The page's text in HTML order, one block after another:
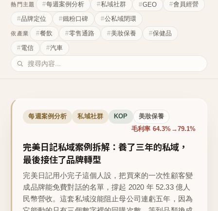
熱門主題 每週案例分析 私域社群 GEO
會員經營
品牌定位
鐵粉口碑 公私域閉環
依產業 餐飲 零售通路 美妝保養
保健品
電信
汽車
每週案例分析 私域社群 KOP 美妝保養
毛利率 64.3%→79.1%
完美日記私域案例拆解：養了三年的私域，
最後接住了品牌轉型
完美日記用小完子這個人設，把買來的一次性顧客變
成品牌能免費對話的名單，撐起 2020 年 52.33 億人
民幣營收。這套私域沒能阻止母公司連虧五年，因為